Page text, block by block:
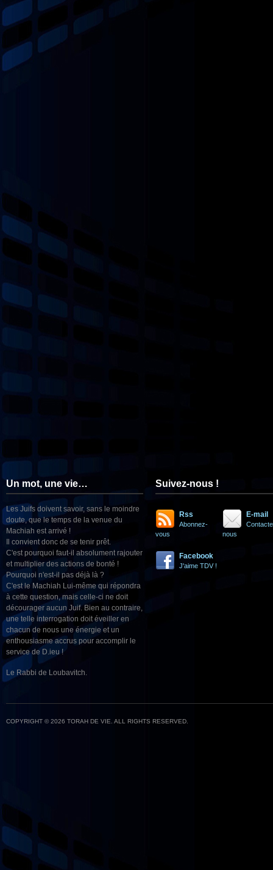
Un mot, une vie…
Les Juifs doivent savoir, sans le moindre
doute, que le temps de la venue du
Machiah est arrivé !
Il convient donc de se tenir prêt.
C'est pourquoi faut-il absolument rajouter
et multiplier des actions de bonté !
Pourquoi n'est-il pas déjà là ?
C'est le Machiah Lui-même qui répondra
à cette question, mais celle-ci ne doit
décourager aucun Juif. Bien au contraire,
une telle interrogation doit éveiller en
chacun de nous une énergie et un
enthousiasme accrus pour accomplir le
service de D.ieu !
Le Rabbi de Loubavitch.
Suivez-nous !
Rss
Abonnez-
vous
E-mail
nous
Facebook
J'aime TDV !
COPYRIGHT © 2026 TORAH DE VIE. ALL RIGHTS RESERVED.